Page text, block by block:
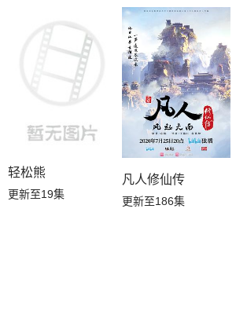
轻松熊
更新至19集
凡人修仙传
更新至186集